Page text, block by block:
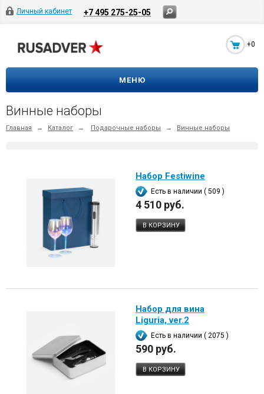
Личный кабинет +7 495 275-25-05
+0
МЕНЮ
Винные наборы
Главная → Каталог → Подарочные наборы → Винные наборы
Набор Festiwine
Есть в наличии ( 509 )
4 510 руб.
В КОРЗИНУ
Набор для вина
Liguria, ver.2
Есть в наличии ( 2075 )
590 руб.
В КОРЗИНУ